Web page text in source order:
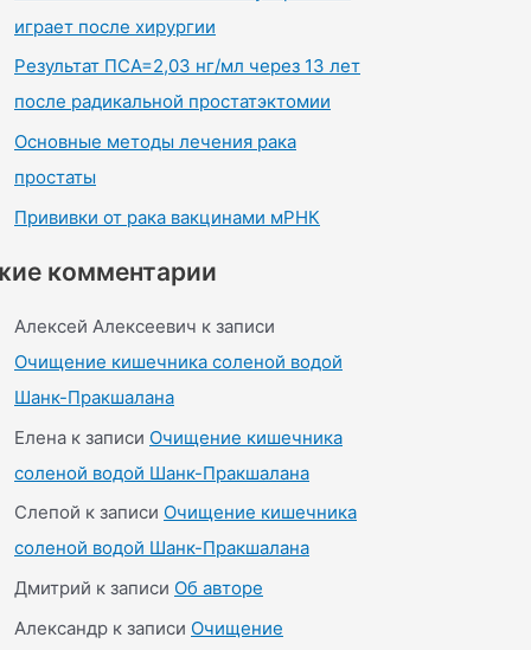
играет после хирургии
Результат ПСА=2,03 нг/мл через 13 лет
после радикальной простатэктомии
Основные методы лечения рака
простаты
Прививки от рака вакцинами мРНК
комментарии
Алексей Алексеевич к записи
Очищение кишечника соленой водой
Шанк-Пракшалана
Елена к записи Очищение кишечника
соленой водой Шанк-Пракшалана
Слепой к записи Очищение кишечника
соленой водой Шанк-Пракшалана
Дмитрий к записи Об авторе
Александр к записи Очищение